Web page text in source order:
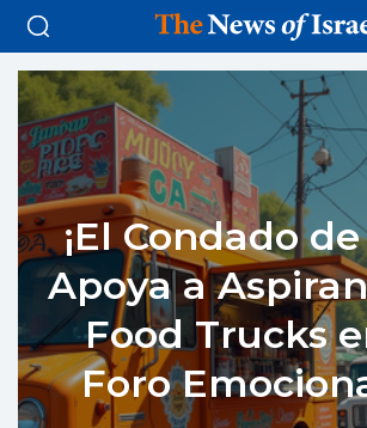
¡El Condado
Apoya a
Food Trucks
Foro